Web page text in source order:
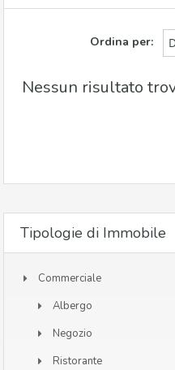
Ordina per:
Nessun risultato
Tipologie di Immobile
Commerciale
Albergo
Negozio
Ristorante